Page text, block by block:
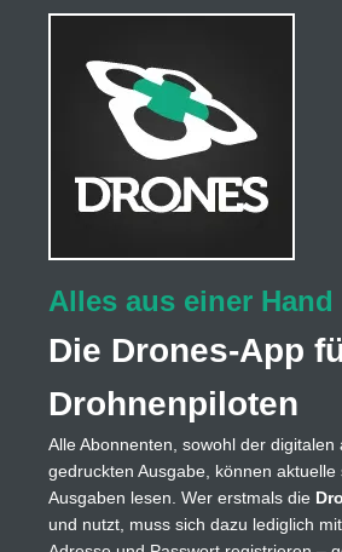
Alles aus einer Hand
Die Drones-App
Drohnenpiloten
Alle Abonnenten, sowohl der digitalen
gedruckten Ausgabe, können aktuelle
Ausgaben lesen. Wer erstmals die
und nutzt, muss sich dazu lediglich